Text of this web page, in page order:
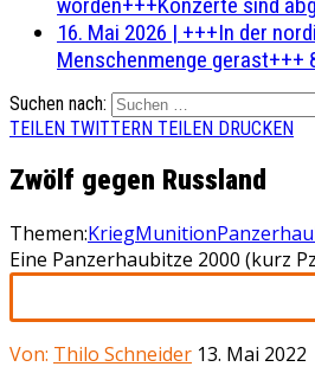
16. Mai 2026 | +++In der
Menschenmenge gerast+++
Suchen nach:
TEILEN TWITTERN TEILEN DRUCKEN
Zwölf gegen Russland
Themen:KriegMunition
Eine Panzerhaubitze 2000 (kurz
Von: Thilo Schneider 13. Mai 2022